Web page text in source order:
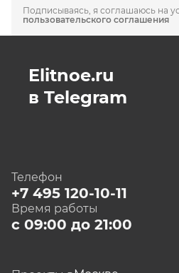
Подписываясь, я соглашаюсь на
пользовательского соглашения
Elitnoe.ru
в Telegram
Телефон
+7 495 120-10-11
Время работы
с 09:00 до 21:00